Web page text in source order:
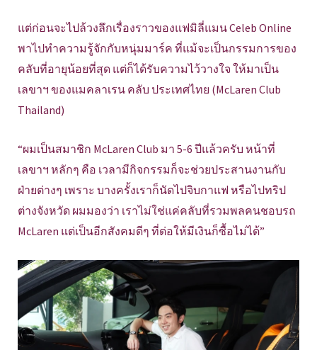
แต่ก่อนจะไปล้วงลึกเรื่องราวของแฟมิลี่แมน Celeb Online
พาไปทำความรู้จักกับหนุ่มมาร์ค ที่แม้จะเป็นกรรมการของ
คลับที่อายุน้อยที่สุด แต่ก็ได้รับความไว้วางใจ ให้มาเป็น
เลขาฯ ของแมคลาเรน คลับ ประเทศไทย (McLaren Club
Thailand)
“ผมเป็นสมาชิก McLaren Club มา 5-6 ปีแล้วครับ หน้าที่
เลขาฯ หลักๆ คือ เวลามีกิจกรรมก็จะช่วยประสานงานกับ
ฝ่ายต่างๆ เพราะ บางครั้งเราก็นัดไปจิบกาแฟ หรือไปทริป
ต่างจังหวัด ผมมองว่า เราไม่ใช่แค่คลับที่รวมพลคนชอบรถ
McLaren แต่เป็นอีกสังคมดีๆ ที่ต่อให้มีเงินก็ซื้อไม่ได้”